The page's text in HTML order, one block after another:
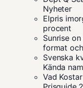
Nyheter
Elpris
procent
Sunrise
format
Svenska
Kända
Vad